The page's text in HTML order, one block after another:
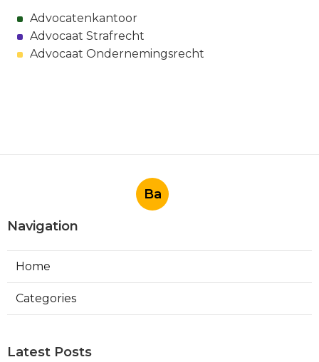
Advocatenkantoor
Advocaat Strafrecht
Advocaat Ondernemingsrecht
Ba
Navigation
Home
Categories
Latest Posts